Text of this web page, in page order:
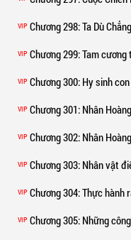
VIP Chương 298: Ta Dù Chẳng
VIP Chương 299: Tam
VIP Chương 300: Hy sinh
VIP Chương 301: Nhân
VIP Chương 302: Nhân
VIP Chương 303: Nhân vật
VIP Chương 304: Thực hành
VIP Chương 305: Những